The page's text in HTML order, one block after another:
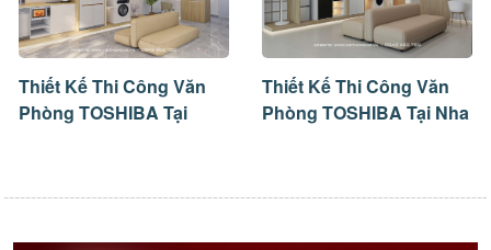
Thiết Kế Thi Công Văn
Phòng TOSHIBA Tại
Thiết Kế Thi Công Văn
Phòng TOSHIBA Tại Nha